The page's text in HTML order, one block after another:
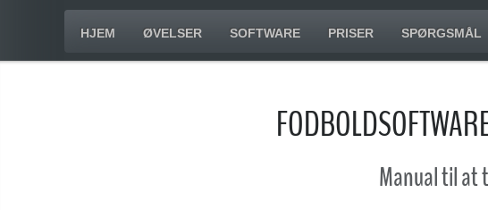
HJEM ØVELSER SOFTWARE PRISER SPØRGSMÅL
Manual til at